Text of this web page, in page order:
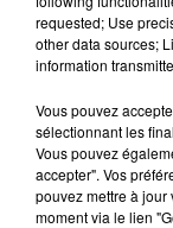
Ecoutez sur
le pays de
de nos
requested; Use
other data sources;
information
Vous pouvez
sélectionnant les
Vous pouvez
accepter". Vos
pouvez mettre à jour
moment via le lien